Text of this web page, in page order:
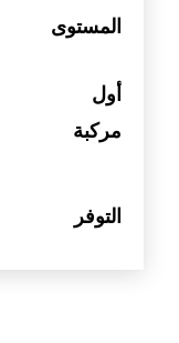
المستوى
أول
مركبة
التوفر